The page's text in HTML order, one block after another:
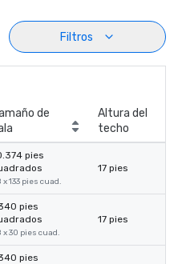
Filtros
de
Altura del
techo
pies
x 133 pies cuad.
17 pies
pies
x 30 pies cuad.
17 pies
pies